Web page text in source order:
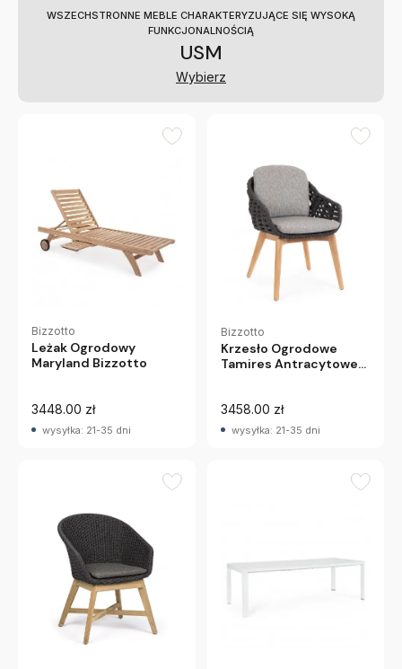
WSZECHSTRONNE MEBLE CHARAKTERYZUJĄCE SIĘ WYSOKĄ
FUNKCJONALNOŚCIĄ
USM
Wybierz
Bizzotto
Leżak Ogrodowy
Maryland Bizzotto
3448.00 zł
wysyłka: 21-35 dni
Bizzotto
Krzesło Ogrodowe
Tamires Antracytowe
3458.00 zł
wysyłka: 21-35 dni